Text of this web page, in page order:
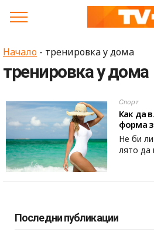
Начало - тренировка у дома
тренировка у дома
Спорт
Как да
форма
Не би
лято да
Последни публикации